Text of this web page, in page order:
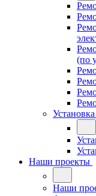
(по
Наши проекты
Наши